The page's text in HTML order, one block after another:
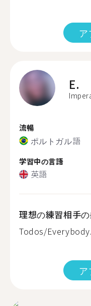
ア
E.
流暢
ポルトガル語
学習中の言語
英語
理想の練習相手
Todos/
ア